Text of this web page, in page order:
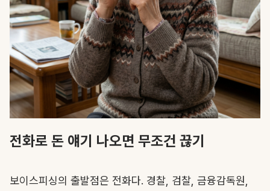
전화로 돈 얘기 나오면 무조건 끊기
보이스피싱의 출발점은 전화다. 경찰, 검찰, 금융감독원,